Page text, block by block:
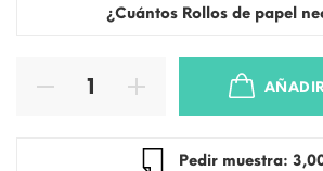
¿Cuántos Rollos de papel
Pedir